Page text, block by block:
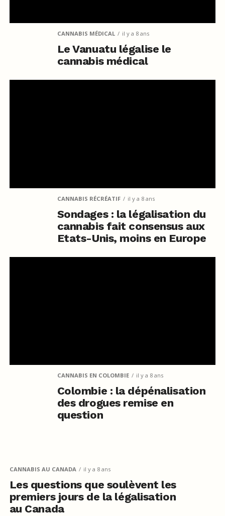
CANNABIS MÉDICAL il y a 8 ans
Le Vanuatu légalise le
cannabis médical
CANNABIS RÉCRÉATIF il y a 8 ans
Sondages : la légalisation du
cannabis fait consensus aux
Etats-Unis, moins en Europe
CANNABIS EN COLOMBIE il y a 8 ans
Colombie : la dépénalisation
des drogues remise en
question
CANNABIS AU CANADA il y a 8 ans
Les questions que soulèvent les
premiers jours de la légalisation
au Canada